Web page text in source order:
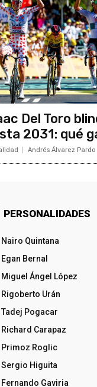
Del Toro
2031: qué
Andrés Álvarez Pardo
PERSONALIDADES
Nairo Quintana
Egan Bernal
Miguel Ángel López
Rigoberto Urán
Tadej Pogacar
Richard Carapaz
Primoz Roglic
Sergio Higuita
Fernando Gaviria